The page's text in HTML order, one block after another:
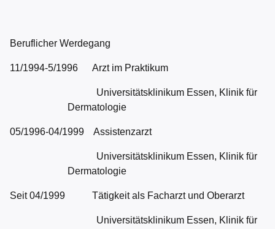
Beruflicher Werdegang
11/1994-5/1996 Arzt im Praktikum
Universitätsklinikum Essen, Klinik für
Dermatologie
05/1996-04/1999 Assistenzarzt
Universitätsklinikum Essen, Klinik für
Dermatologie
Seit 04/1999 Tätigkeit als Facharzt und Oberarzt
Universitätsklinikum Essen, Klinik für